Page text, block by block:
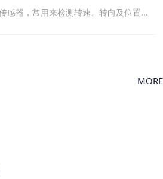
感器，常用来检测转速、转向及位置...
MORE